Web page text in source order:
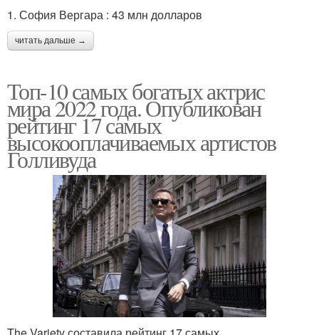
1. София Вергара : 43 млн долларов
читать дальше →
Топ-10 самых богатых актрис
мира 2022 года. Опубликован
рейтинг 17 самых
высокооплачиваемых артистов
Голливуда